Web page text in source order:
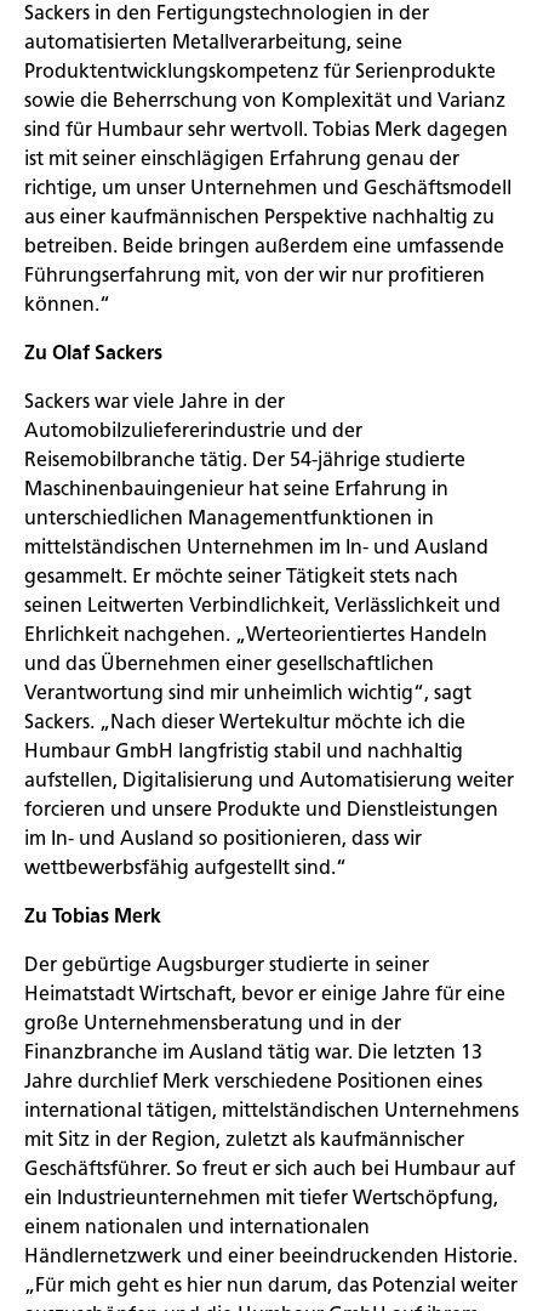
Sackers in den Fertigungstechnologien in der
automatisierten Metallverarbeitung, seine
Produktentwicklungskompetenz für Serienprodukte
sowie die Beherrschung von Komplexität und Varianz
sind für Humbaur sehr wertvoll. Tobias Merk dagegen
ist mit seiner einschlägigen Erfahrung genau der
richtige, um unser Unternehmen und Geschäftsmodell
aus einer kaufmännischen Perspektive nachhaltig zu
betreiben. Beide bringen außerdem eine umfassende
Führungserfahrung mit, von der wir nur profitieren
können.“
Zu Olaf Sackers
Sackers war viele Jahre in der
Automobilzuliefererindustrie und der
Reisemobilbranche tätig. Der 54-jährige studierte
Maschinenbauingenieur hat seine Erfahrung in
unterschiedlichen Managementfunktionen in
mittelständischen Unternehmen im In- und Ausland
gesammelt. Er möchte seiner Tätigkeit stets nach
seinen Leitwerten Verbindlichkeit, Verlässlichkeit und
Ehrlichkeit nachgehen. „Werteorientiertes Handeln
und das Übernehmen einer gesellschaftlichen
Verantwortung sind mir unheimlich wichtig“, sagt
Sackers. „Nach dieser Wertekultur möchte ich die
Humbaur GmbH langfristig stabil und nachhaltig
aufstellen, Digitalisierung und Automatisierung weiter
forcieren und unsere Produkte und Dienstleistungen
im In- und Ausland so positionieren, dass wir
wettbewerbsfähig aufgestellt sind.“
Zu Tobias Merk
Der gebürtige Augsburger studierte in seiner
Heimatstadt Wirtschaft, bevor er einige Jahre für eine
große Unternehmensberatung und in der
Finanzbranche im Ausland tätig war. Die letzten 13
Jahre durchlief Merk verschiedene Positionen eines
international tätigen, mittelständischen Unternehmens
mit Sitz in der Region, zuletzt als kaufmännischer
Geschäftsführer. So freut er sich auch bei Humbaur auf
ein Industrieunternehmen mit tiefer Wertschöpfung,
einem nationalen und internationalen
Händlernetzwerk und einer beeindruckenden Historie.
„Für mich geht es hier nun darum, das Potenzial weiter